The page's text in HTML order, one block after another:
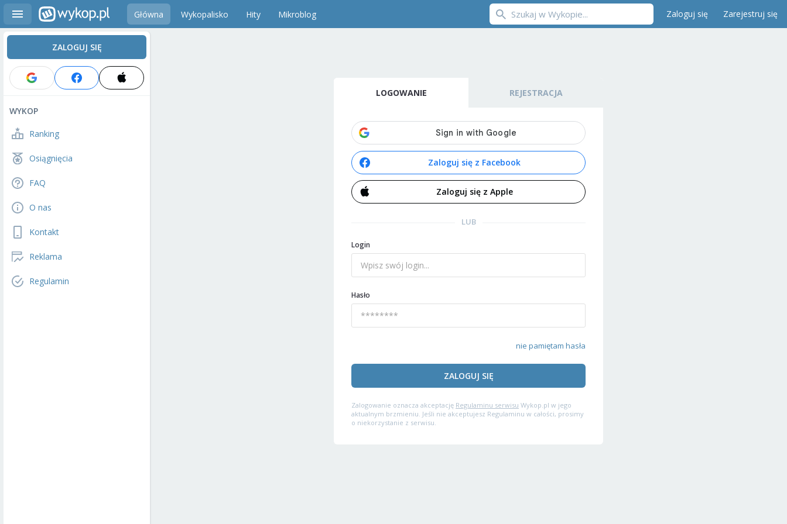
Główna Wykopalisko Hity Mikroblog Zaloguj się Zarejestruj się
ZALOGUJ SIĘ
WYKOP
Ranking
Osiągnięcia
FAQ
O nas
Kontakt
Reklama
Regulamin
LOGOWANIE REJESTRACJA
Zaloguj się z Facebook
Zaloguj się z Apple
LUB
Login
Hasło
nie pamiętam hasła
ZALOGUJ SIĘ
Zalogowanie oznacza akceptację Regulaminu serwisu Wykop.pl w jego
aktualnym brzmieniu. Jeśli nie akceptujesz Regulaminu w całości, prosimy
o niekorzystanie z serwisu.